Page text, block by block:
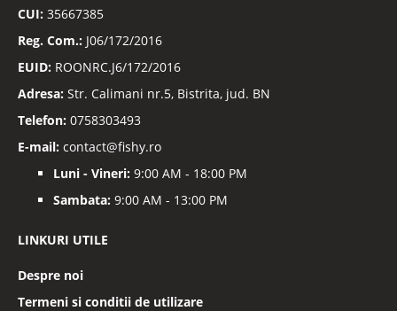
CUI: 35667385
Reg. Com.: J06/172/2016
EUID: ROONRC.J6/172/2016
Adresa: Str. Calimani nr.5, Bistrita, jud. BN
Telefon: 0758303493
E-mail: contact@fishy.ro
Luni - Vineri: 9:00 AM - 18:00 PM
Sambata: 9:00 AM - 13:00 PM
LINKURI UTILE
Despre noi
Termeni si conditii de utilizare